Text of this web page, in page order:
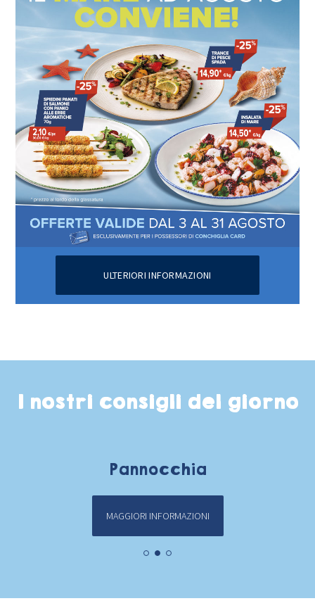
ULTERIORI INFORMAZIONI
I nostri consigli del giorno
Pannocchia
MAGGIORI INFORMAZIONI